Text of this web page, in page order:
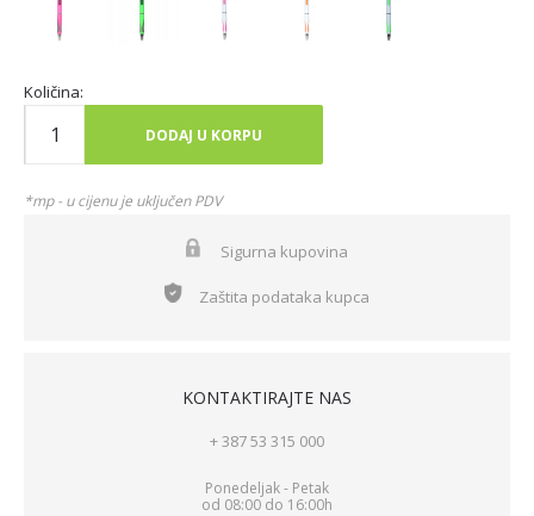
Količina:
DODAJ U KORPU
*mp - u cijenu je uključen PDV
Sigurna kupovina
Zaštita podataka kupca
KONTAKTIRAJTE NAS
+ 387 53 315 000
Ponedeljak - Petak
od 08:00 do 16:00h